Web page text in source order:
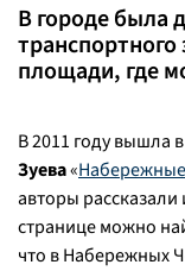
В городе была
площади, где
В 2011 году вышла
Зуева«
авторы
странице можно
что в Набережных